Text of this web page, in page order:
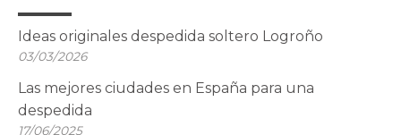
Ideas originales despedida soltero Logroño
03/03/2026
Las mejores ciudades en España para una
despedida
17/06/2025